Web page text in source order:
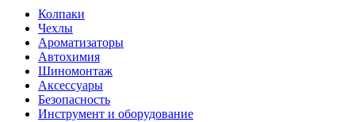
Колпаки
Чехлы
Ароматизаторы
Автохимия
Шиномонтаж
Аксессуары
Безопасность
Инструмент и оборудование